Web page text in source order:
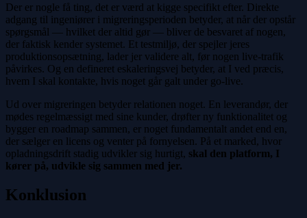
Der er nogle få ting, det er værd at kigge specifikt efter. Direkte
adgang til ingeniører i migreringsperioden betyder, at når der opstår
spørgsmål — hvilket der altid gør — bliver de besvaret af nogen,
der faktisk kender systemet. Et testmiljø, der spejler jeres
produktionsopsætning, lader jer validere alt, før nogen live-trafik
påvirkes. Og en defineret eskaleringsvej betyder, at I ved præcis,
hvem I skal kontakte, hvis noget går galt under go-live.
Ud over migreringen betyder relationen noget. En leverandør, der
mødes regelmæssigt med sine kunder, drøfter ny funktionalitet og
bygger en roadmap sammen, er noget fundamentalt andet end en,
der sælger en licens og venter på fornyelsen. På et marked, hvor
opladningsdrift stadig udvikler sig hurtigt, skal den platform, I
kører på, udvikle sig sammen med jer.
Konklusion